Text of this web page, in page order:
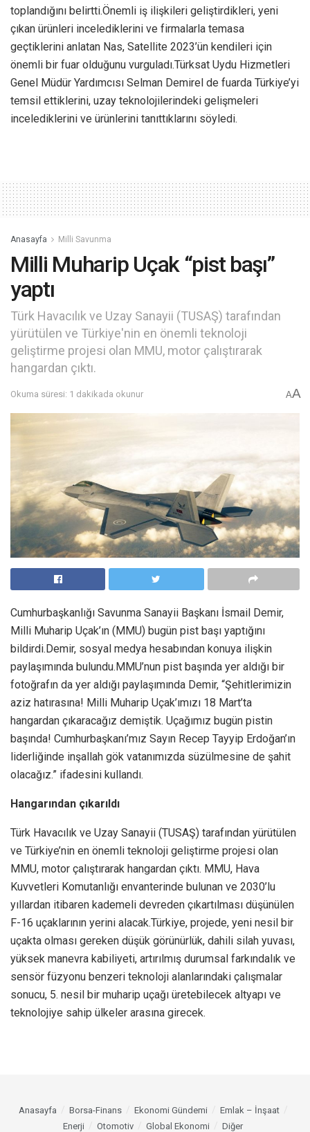
toplandığını belirtti.Önemli iş ilişkileri geliştirdikleri, yeni
çıkan ürünleri incelediklerini ve firmalarla temasa
geçtiklerini anlatan Nas, Satellite 2023’ün kendileri için
önemli bir fuar olduğunu vurguladı.Türksat Uydu Hizmetleri
Genel Müdür Yardımcısı Selman Demirel de fuarda Türkiye’yi
temsil ettiklerini, uzay teknolojilerindeki gelişmeleri
incelediklerini ve ürünlerini tanıttıklarını söyledi.
Anasayfa Milli Savunma
Milli Muharip Uçak “pist başı”
yaptı
Türk Havacılık ve Uzay Sanayii (TUSAŞ) tarafından
yürütülen ve Türkiye'nin en önemli teknoloji
geliştirme projesi olan MMU, motor çalıştırarak
hangardan çıktı.
Okuma süresi: 1 dakikada okunur AA
Cumhurbaşkanlığı Savunma Sanayii Başkanı İsmail Demir,
Milli Muharip Uçak’ın (MMU) bugün pist başı yaptığını
bildirdi.Demir, sosyal medya hesabından konuya ilişkin
paylaşımında bulundu.MMU’nun pist başında yer aldığı bir
fotoğrafın da yer aldığı paylaşımında Demir, “Şehitlerimizin
aziz hatırasına! Milli Muharip Uçak’ımızı 18 Mart’ta
hangardan çıkaracağız demiştik. Uçağımız bugün pistin
başında! Cumhurbaşkanı’mız Sayın Recep Tayyip Erdoğan’ın
liderliğinde inşallah gök vatanımızda süzülmesine de şahit
olacağız.” ifadesini kullandı.
Hangarından çıkarıldı
Türk Havacılık ve Uzay Sanayii (TUSAŞ) tarafından yürütülen
ve Türkiye’nin en önemli teknoloji geliştirme projesi olan
MMU, motor çalıştırarak hangardan çıktı. MMU, Hava
Kuvvetleri Komutanlığı envanterinde bulunan ve 2030’lu
yıllardan itibaren kademeli devreden çıkartılması düşünülen
F-16 uçaklarının yerini alacak.Türkiye, projede, yeni nesil bir
uçakta olması gereken düşük görünürlük, dahili silah yuvası,
yüksek manevra kabiliyeti, artırılmış durumsal farkındalık ve
sensör füzyonu benzeri teknoloji alanlarındaki çalışmalar
sonucu, 5. nesil bir muharip uçağı üretebilecek altyapı ve
teknolojiye sahip ülkeler arasına girecek.
Anasayfa Borsa-Finans Ekonomi Gündemi
Emlak – İnşaat
Enerji
Otomotiv Global Ekonomi Diğer